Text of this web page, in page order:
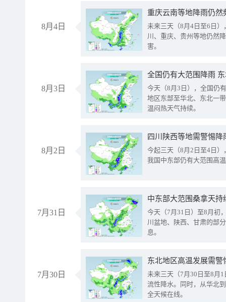
8月4日
重庆云南等地降雨仍然
未来三天（8月4日至6日
川、重庆、贵州等地仍然
害。
8月3日
全国仍有大范围降雨
今天（8月3日），全国仍
地区东部至华北、东北一
温闷热天气持续。
8月2日
今起三天（8月2日至4日
我国中东部仍有大范围高
7月31日
中东部大范围桑拿天
今天（7月31日）至8月初
川盆地、陕西、甘肃的部
息。
7月30日
东北地区高温发展需
未来三天（7月30日至8月
流性降水。同时，从华北
全天候在线。